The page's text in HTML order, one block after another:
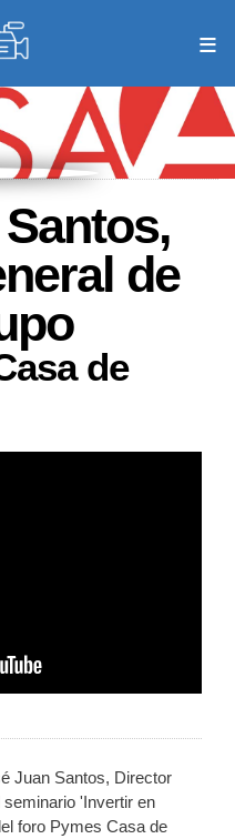
de
de
Juan Santos, Director
'Invertir en
foro Pymes Casa de